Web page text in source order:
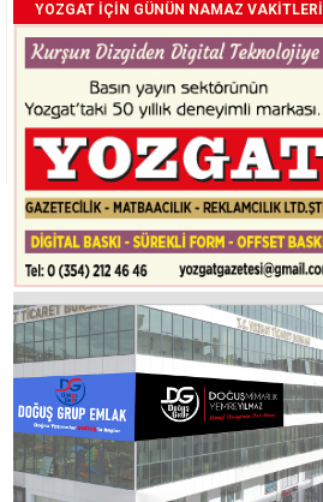
YOZGAT İÇİN GÜNÜN NAMAZ VAKİTLERİ